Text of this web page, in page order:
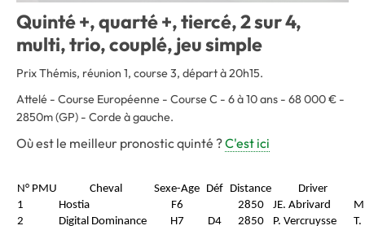
Quinté +, quarté +, tiercé, 2 sur 4,
multi, trio, couplé, jeu simple
Prix Thémis, réunion 1, course 3, départ à 20h15.
Attelé - Course Européenne - Course C - 6 à 10 ans - 68 000 € -
2850m (GP) - Corde à gauche.
Où est le meilleur pronostic quinté ?C'est ici
N° PMU Cheval Sexe-Age Déf Distance
Driver
1
Hostia F6 2850 JE. Abrivard
2
Digital Dominance H7 D4 2850 P. Vercruysse